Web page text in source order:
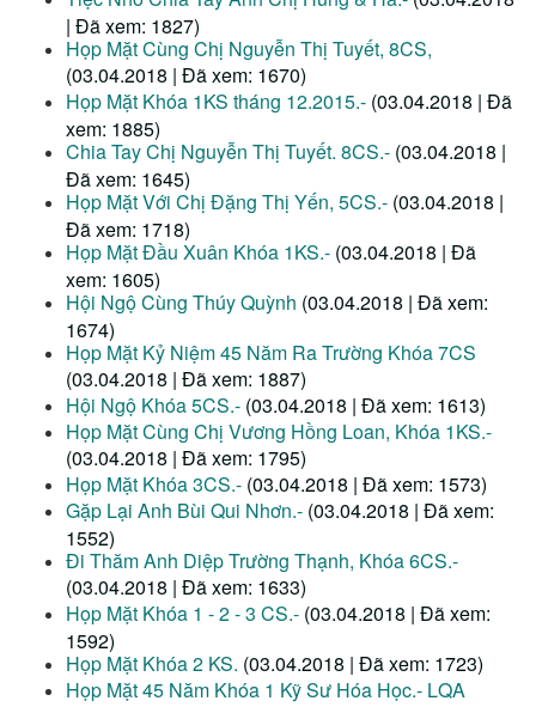
| Đã xem: 1827)
Họp Mặt Cùng Chị Nguyễn Thị Tuyết, 8CS,
(03.04.2018 | Đã xem: 1670)
Họp Mặt Khóa 1KS tháng 12.2015.- (03.04.2018 | Đã
xem: 1885)
Chia Tay Chị Nguyễn Thị Tuyết. 8CS.- (03.04.2018 |
Đã xem: 1645)
Họp Mặt Với Chị Đặng Thị Yến, 5CS.- (03.04.2018 |
Đã xem: 1718)
Họp Mặt Đầu Xuân Khóa 1KS.- (03.04.2018 | Đã
xem: 1605)
Hội Ngộ Cùng Thúy Quỳnh (03.04.2018 | Đã xem:
1674)
Họp Mặt Kỷ Niệm 45 Năm Ra Trường Khóa 7CS
(03.04.2018 | Đã xem: 1887)
Hội Ngộ Khóa 5CS.- (03.04.2018 | Đã xem: 1613)
Họp Mặt Cùng Chị Vương Hồng Loan, Khóa 1KS.-
(03.04.2018 | Đã xem: 1795)
Họp Mặt Khóa 3CS.- (03.04.2018 | Đã xem: 1573)
Gặp Lại Anh Bùi Qui Nhơn.- (03.04.2018 | Đã xem:
1552)
Đi Thăm Anh Diệp Trường Thạnh, Khóa 6CS.-
(03.04.2018 | Đã xem: 1633)
Họp Mặt Khóa 1 - 2 - 3 CS.- (03.04.2018 | Đã xem:
1592)
Họp Mặt Khóa 2 KS. (03.04.2018 | Đã xem: 1723)
Họp Mặt 45 Năm Khóa 1 Kỹ Sư Hóa Học.- LQA